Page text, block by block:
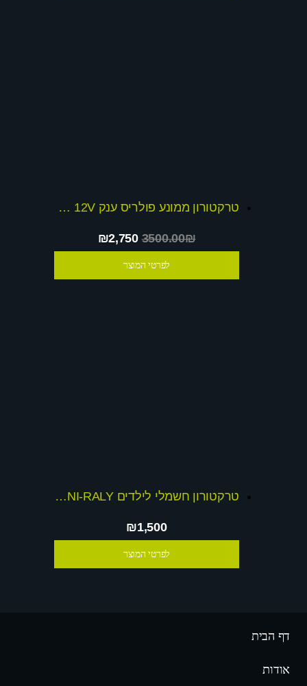
טרקטורון ממונע פולריס ענק 12V דו-מושבי + שובר הנחה
₪2,7503500.00₪
לפרטי המוצר
טרקטורון חשמלי לילדים 12V MINI-RALY
₪1,500
לפרטי המוצר
דף הבית
אודות